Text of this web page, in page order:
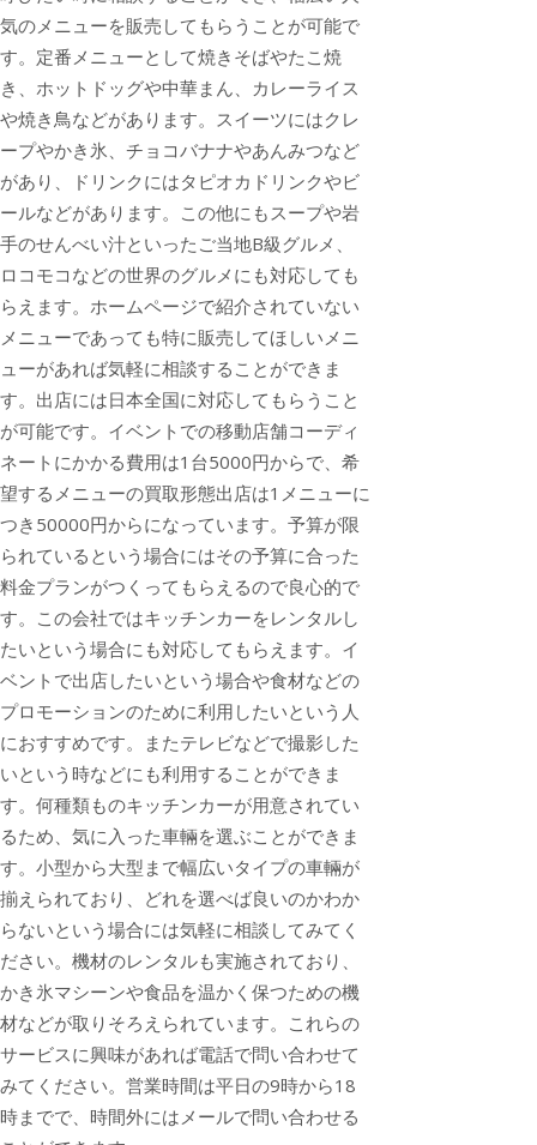
気のメニューを販売してもらうことが可能で
す。定番メニューとして焼きそばやたこ焼
き、ホットドッグや中華まん、カレーライス
や焼き鳥などがあります。スイーツにはクレ
ープやかき氷、チョコバナナやあんみつなど
があり、ドリンクにはタピオカドリンクやビ
ールなどがあります。この他にもスープや岩
手のせんべい汁といったご当地B級グルメ、
ロコモコなどの世界のグルメにも対応しても
らえます。ホームページで紹介されていない
メニューであっても特に販売してほしいメニ
ューがあれば気軽に相談することができま
す。出店には日本全国に対応してもらうこと
が可能です。イベントでの移動店舗コーディ
ネートにかかる費用は1台5000円からで、希
望するメニューの買取形態出店は1メニューに
つき50000円からになっています。予算が限
られているという場合にはその予算に合った
料金プランがつくってもらえるので良心的で
す。この会社ではキッチンカーをレンタルし
たいという場合にも対応してもらえます。イ
ベントで出店したいという場合や食材などの
プロモーションのために利用したいという人
におすすめです。またテレビなどで撮影した
いという時などにも利用することができま
す。何種類ものキッチンカーが用意されてい
るため、気に入った車輛を選ぶことができま
す。小型から大型まで幅広いタイプの車輛が
揃えられており、どれを選べば良いのかわか
らないという場合には気軽に相談してみてく
ださい。機材のレンタルも実施されており、
かき氷マシーンや食品を温かく保つための機
材などが取りそろえられています。これらの
サービスに興味があれば電話で問い合わせて
みてください。営業時間は平日の9時から18
時までで、時間外にはメールで問い合わせる